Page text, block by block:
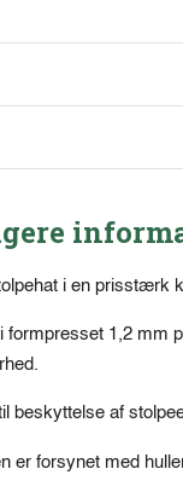
i en prisstærk
formpresset 1,2 mm
beskyttelse af
er forsynet med